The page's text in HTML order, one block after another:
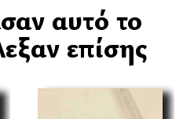
αυτό το
επίσης